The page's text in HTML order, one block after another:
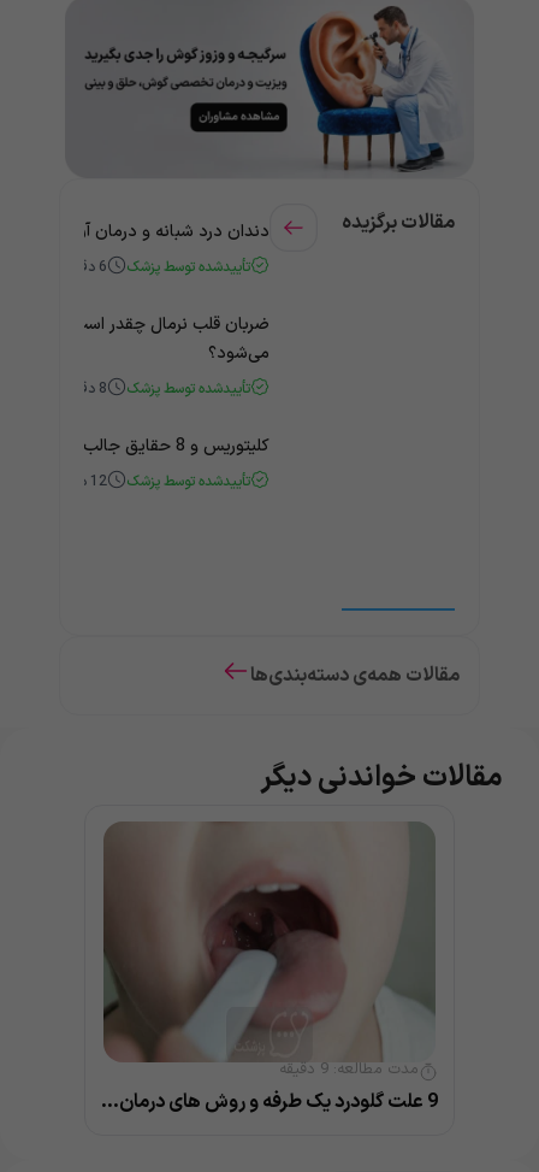
مقالات برگزیده دندان درد شبانه و درمان آن +
تأییدشده توسط پزشک 6 دقیقه
ضربان قلب نرمال چقدر است؟ چه
می‌شود؟
تأییدشده توسط پزشک 8 دقیقه
کلیتوریس و 8 حقایق جالب و باورنکردنی درباره آن
تأییدشده توسط پزشک 12 دقیقه
مقالات همه‌ی دسته‌بندی‌ها
مقالات خواندنی دیگر
مدت مطالعه: 9 دقیقه
9 علت گلودرد یک طرفه و روش های درمان خانگی و پزشکی